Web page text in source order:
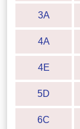
3A
4A
4E
5D
6C